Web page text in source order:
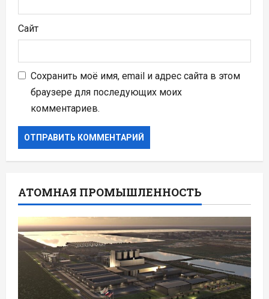
Сайт
Сохранить моё имя, email и адрес сайта в этом
браузере для последующих моих
комментариев.
АТОМНАЯ ПРОМЫШЛЕННОСТЬ